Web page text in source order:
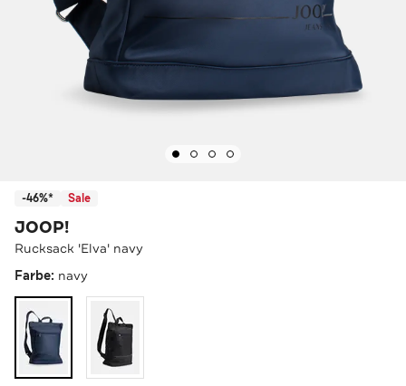
-46%* Sale
JOOP!
Rucksack 'Elva' navy
Farbe: navy